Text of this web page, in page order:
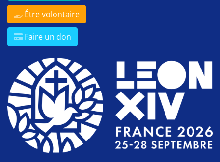
Être volontaire
Faire un don